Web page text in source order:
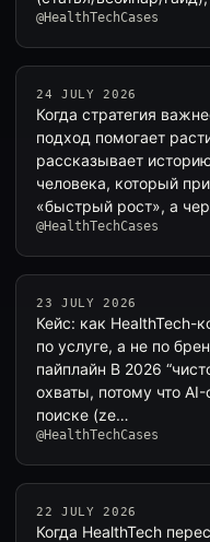
@HealthTechCases
24 JULY 2026
Когда стратегия
подход помогает
рассказывает
человека, который
«быстрый рост», а
@HealthTechCases
23 JULY 2026
Кейс: как HealthTech-
по услуге, а не по
пайплайн В 2026
охваты, потому что
поиске (ze…
@HealthTechCases
22 JULY 2026
Когда HealthTech